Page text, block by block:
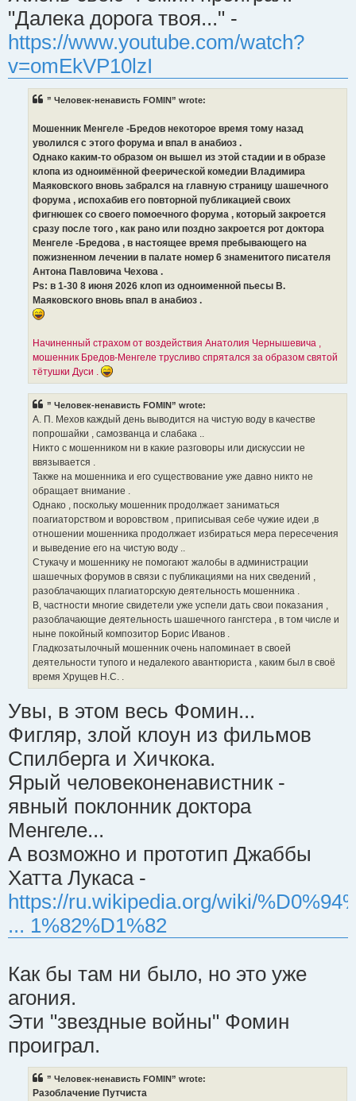
"Далека дорога твоя..." -
https://www.youtube.com/watch?
v=omEkVP10lzI
” Человек-ненависть FOMIN” wrote:
Мошенник Менгеле -Бредов некоторое время тому назад
уволился с этого форума и впал в анабиоз .
Однако каким-то образом он вышел из этой стадии и в образе
клопа из одноимённой феерической комедии Владимира
Маяковского вновь забрался на главную страницу шашечного
форума , испохабив его повторной публикацией своих
фигнюшек со своего помоечного форума , который закроется
сразу после того , как рано или поздно закроется рот доктора
Менгеле -Бредова , в настоящее время пребывающего на
пожизненном лечении в палате номер 6 знаменитого писателя
Антона Павловича Чехова .
Ps: в 1-30 8 июня 2026 клоп из одноименной пьесы В.
Маяковского вновь впал в анабиоз .
Начиненный страхом от воздействия Анатолия Чернышевича ,
мошенник Бредов-Менгеле трусливо спрятался за образом святой
тётушки Дуси .
” Человек-ненависть FOMIN” wrote:
А. П. Мехов каждый день выводится на чистую воду в качестве
попрошайки , самозванца и слабака ..
Никто с мошенником ни в какие разговоры или дискуссии не
ввязывается .
Также на мошенника и его существование уже давно никто не
обращает внимание .
Однако , поскольку мошенник продолжает заниматься
поагиаторством и воровством , приписывая себе чужие идеи ,в
отношении мошенника продолжает избираться мера пересечения
и выведение его на чистую воду ..
Стукачу и мошеннику не помогают жалобы в администрации
шашечных форумов в связи с публикациями на них сведений ,
разоблачающих плагиаторскую деятельность мошенника .
В, частности многие свидетели уже успели дать свои показания ,
разоблачающие деятельность шашечного гангстера , в том числе и
ныне покойный композитор Борис Иванов .
Гладкозатылочный мошенник очень напоминает в своей
деятельности тупого и недалекого авантюриста , каким был в своё
время Хрущев Н.С. .
Увы, в этом весь Фомин...
Фигляр, злой клоун из фильмов
Спилберга и Хичкока.
Ярый человеконенавистник -
явный поклонник доктора
Менгеле...
А возможно и прототип Джаббы
Хатта Лукаса -
https://ru.wikipedia.org/wiki/
... 1%82%D1%82
Как бы там ни было, но это уже
агония.
Эти "звездные войны" Фомин
проиграл.
” Человек-ненависть FOMIN” wrote:
Разоблачение Путчиста